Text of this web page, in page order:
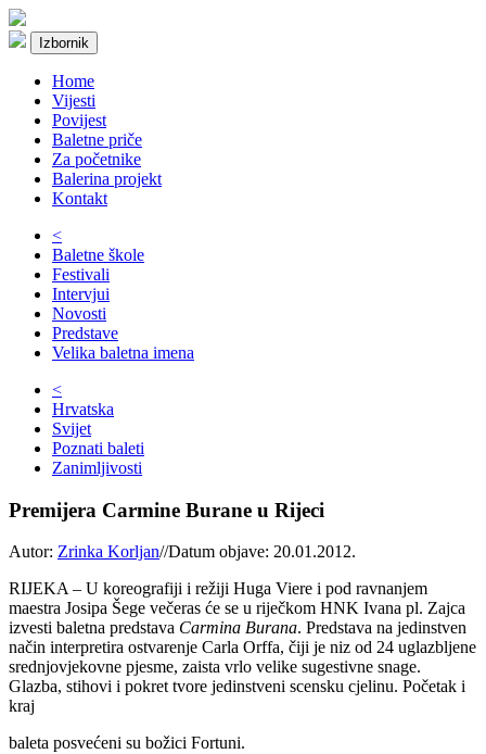
Izbornik
Home
Vijesti
Povijest
Baletne priče
Za početnike
Balerina projekt
Kontakt
<
Baletne škole
Festivali
Intervjui
Novosti
Predstave
Velika baletna imena
<
Hrvatska
Svijet
Poznati baleti
Zanimljivosti
Premijera Carmine Burane u Rijeci
Autor: Zrinka Korljan//Datum objave: 20.01.2012.
RIJEKA – U koreografiji i režiji Huga Viere i pod ravnanjem
maestra Josipa Šege večeras će se u riječkom HNK Ivana pl. Zajca
izvesti baletna predstava Carmina Burana. Predstava na jedinstven
način interpretira ostvarenje Carla Orffa, čiji je niz od 24 uglazbljene
srednjovjekovne pjesme, zaista vrlo velike sugestivne snage.
Glazba, stihovi i pokret tvore jedinstveni scensku cjelinu. Početak i
kraj
baleta posvećeni su božici Fortuni.